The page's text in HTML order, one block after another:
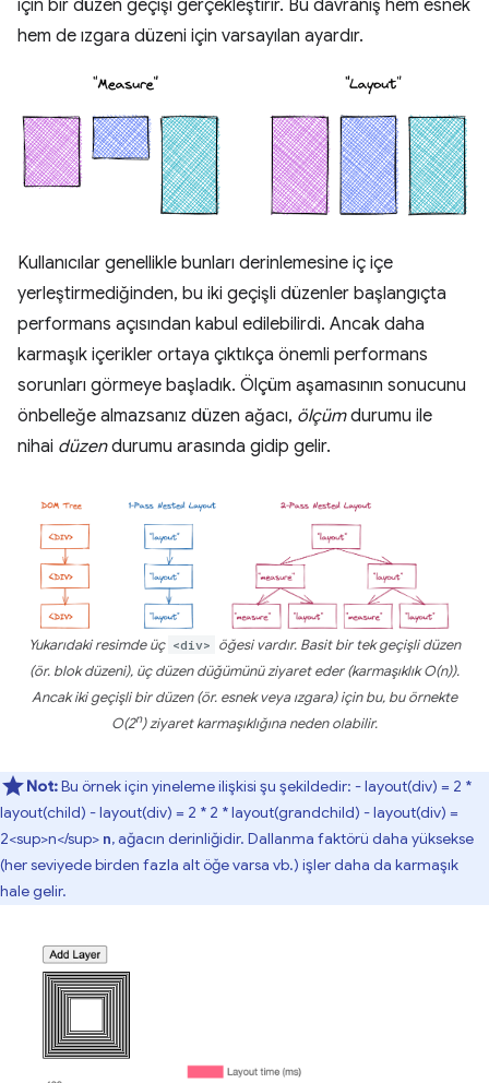
için bir düzen geçişi gerçekleştirir. Bu davranış hem esnek
hem de ızgara düzeni için varsayılan ayardır.
Kullanıcılar genellikle bunları derinlemesine iç içe
yerleştirmediğinden, bu iki geçişli düzenler başlangıçta
performans açısından kabul edilebilirdi. Ancak daha
karmaşık içerikler ortaya çıktıkça önemli performans
sorunları görmeye başladık. Ölçüm aşamasının sonucunu
önbelleğe almazsanız düzen ağacı, ölçümdurumu ile
nihai düzendurumu arasında gidip gelir.
Yukarıdaki resimde üç <div> öğesi vardır. Basit bir tek geçişli düzen
(ör. blok düzeni), üç düzen düğümünü ziyaret eder (karmaşıklık O(n)).
Ancak iki geçişli bir düzen (ör. esnek veya ızgara) için bu, bu örnekte
O(2n) ziyaret karmaşıklığına neden olabilir.
Not:Bu örnek için yineleme ilişkisi şu şekildedir: - layout(div) = 2 *
layout(child) - layout(div) = 2 * 2 * layout(grandchild) - layout(div) =
2<sup>n</sup> n, ağacın derinliğidir. Dallanma faktörü daha yüksekse
(her seviyede birden fazla alt öğe varsa vb.) işler daha da karmaşık
hale gelir.